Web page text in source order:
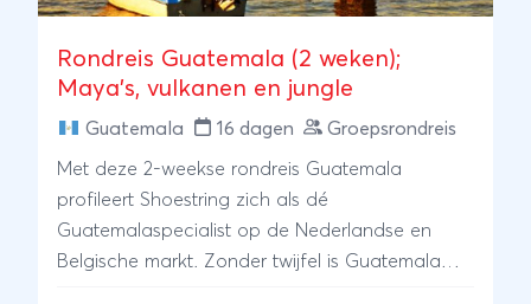
Rondreis Guatemala (2 weken);
Maya's, vulkanen en jungle
Guatemala 16 dagen Groepsrondreis
Met deze 2-weekse rondreis Guatemala
profileert Shoestring zich als dé
Guatemalaspecialist op de Nederlandse en
Belgische markt. Zonder twijfel is Guatemala